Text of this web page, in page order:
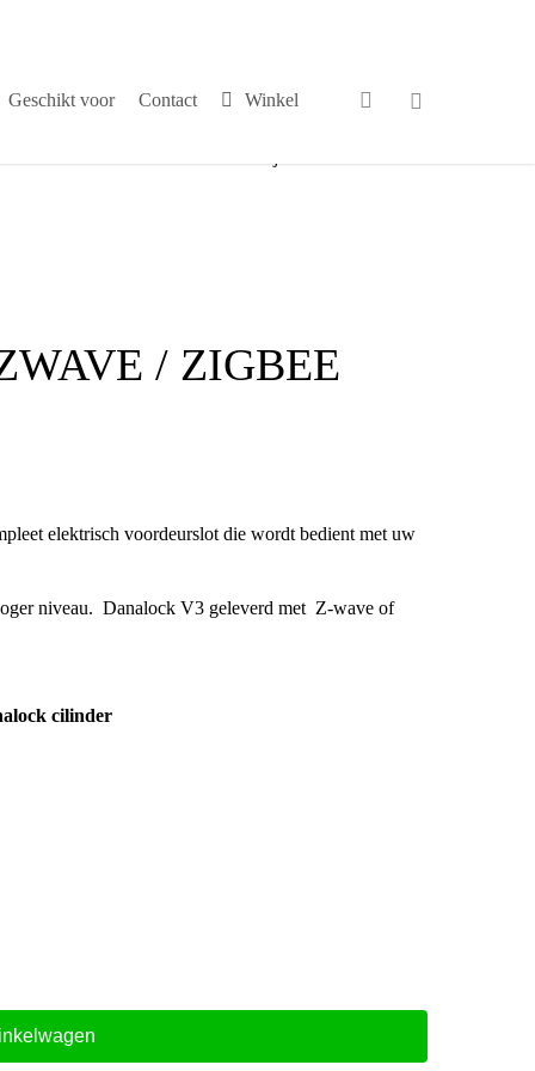
Geschikt voor Contact Winkel search
/ ZIGBEE
elektrisch voordeurslot die wordt bedient met uw
niveau. Danalock V3 geleverd met Z-wave of
cilinder